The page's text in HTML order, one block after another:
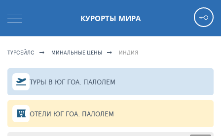
КУРОРТЫ МИРА
ТУРСЕЙЛС МИНАЛЬНЫЕ ЦЕНЫ ИНДИЯ
ТУРЫ В ЮГ ГОА. ПАЛОЛЕМ
ОТЕЛИ ЮГ ГОА. ПАЛОЛЕМ